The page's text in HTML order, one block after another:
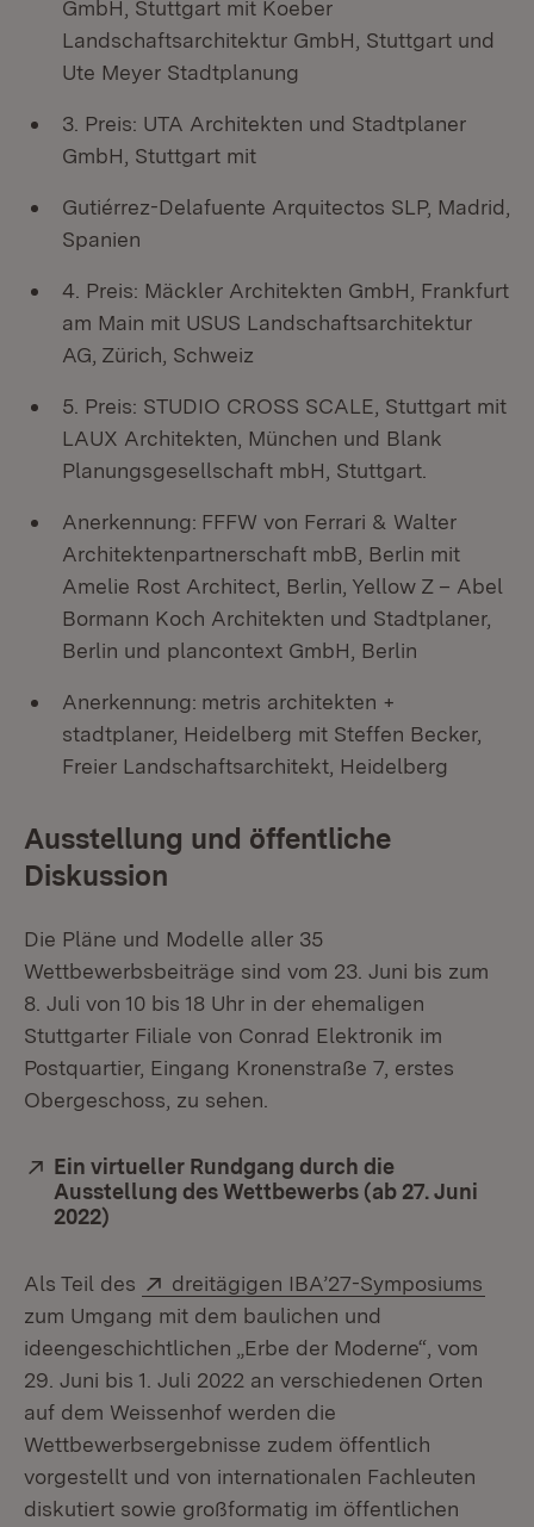
GmbH, Stuttgart mit Koeber
Landschaftsarchitektur GmbH, Stuttgart und
Ute Meyer Stadtplanung
3. Preis: UTA Architekten und Stadtplaner
GmbH, Stuttgart mit
Gutiérrez-Delafuente Arquitectos SLP, Madrid,
Spanien
4. Preis: Mäckler Architekten GmbH, Frankfurt
am Main mit USUS Landschaftsarchitektur
AG, Zürich, Schweiz
5. Preis: STUDIO CROSS SCALE, Stuttgart mit
LAUX Architekten, München und Blank
Planungsgesellschaft mbH, Stuttgart.
Anerkennung: FFFW von Ferrari & Walter
Architektenpartnerschaft mbB, Berlin mit
Amelie Rost Architect, Berlin, Yellow Z – Abel
Bormann Koch Architekten und Stadtplaner,
Berlin und plancontext GmbH, Berlin
Anerkennung: metris architekten +
stadtplaner, Heidelberg mit Steffen Becker,
Freier Landschaftsarchitekt, Heidelberg
Ausstellung und öffentliche
Diskussion
Die Pläne und Modelle aller 35
Wettbewerbsbeiträge sind vom 23. Juni bis zum
8. Juli von 10 bis 18 Uhr in der ehemaligen
Stuttgarter Filiale von Conrad Elektronik im
Postquartier, Eingang Kronenstraße 7, erstes
Obergeschoss, zu sehen.
Extern:
Ein virtueller Rundgang durch die
Ausstellung des Wettbewerbs (ab 27. Juni
2022)
Als Teil des Extern:
dreitägigen IBA’27-Symposiums
zum Umgang mit dem baulichen und
ideengeschichtlichen „Erbe der Moderne“, vom
29. Juni bis 1. Juli 2022 an verschiedenen Orten
auf dem Weissenhof werden die
Wettbewerbsergebnisse zudem öffentlich
vorgestellt und von internationalen Fachleuten
diskutiert sowie großformatig im öffentlichen